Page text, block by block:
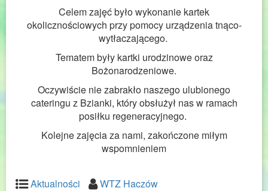
Celem zajęć było wykonanie kartek
okolicznościowych przy pomocy urządzenia tnąco-
wytłaczającego.
Tematem były kartki urodzinowe oraz
Bożonarodzeniowe.
Oczywiście nie zabrakło naszego ulubionego
cateringu z Bzianki, który obsłużył nas w ramach
posiłku regeneracyjnego.
Kolejne zajęcia za nami, zakończone miłym
wspomnieniem
Aktualności
WTZ Haczów